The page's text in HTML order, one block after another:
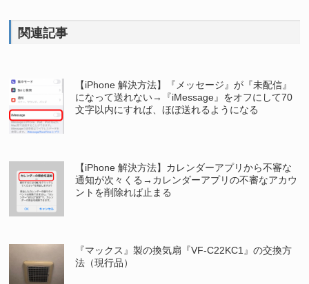
関連記事
【iPhone 解決方法】『メッセージ』が『未配信』
になって送れない→『iMessage』をオフにして70
文字以内にすれば、ほぼ送れるようになる
【iPhone 解決方法】カレンダーアプリから不審な
通知が次々くる→カレンダーアプリの不審なアカウ
ントを削除れば止まる
『マックス』製の換気扇『VF-C22KC1』の交換方
法（現行品）